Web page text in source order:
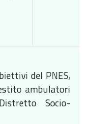
del PNES,
ambulatori
Socio-